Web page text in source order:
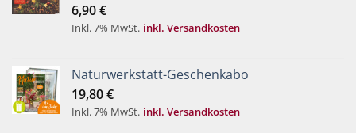
6,90€
Inkl. 7% MwSt. inkl. Versandkosten
Naturwerkstatt-Geschenkabo
19,80€
Inkl. 7% MwSt. inkl. Versandkosten